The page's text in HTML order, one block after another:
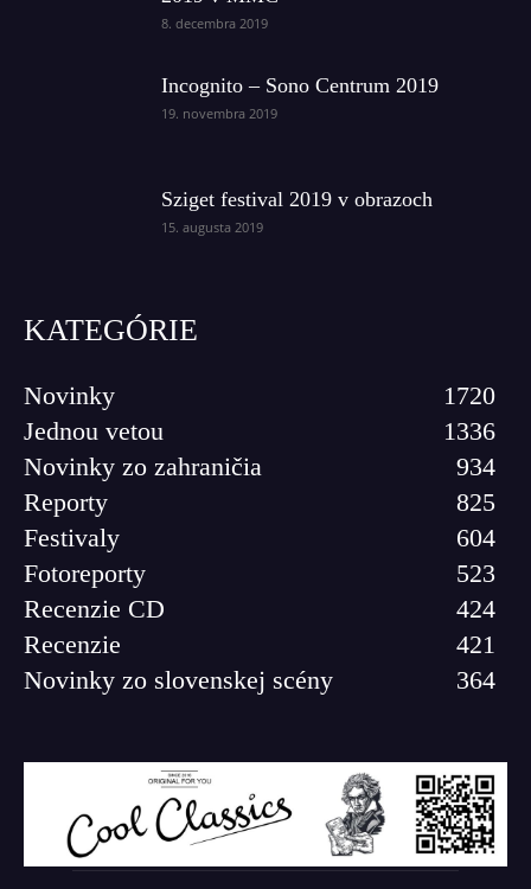
8. decembra 2019
Incognito – Sono Centrum 2019
19. novembra 2019
Sziget festival 2019 v obrazoch
15. augusta 2019
KATEGÓRIE
Novinky
1720
Jednou vetou
1336
Novinky zo zahraničia
934
Reporty
825
Festivaly
604
Fotoreporty
523
Recenzie CD
424
Recenzie
421
Novinky zo slovenskej scény
364